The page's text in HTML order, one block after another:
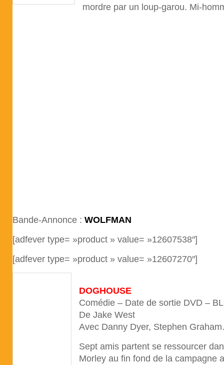
mordre par un loup-garou. Mi-
Bande-Annonce : WOLFMAN
[adfever type= »product » value= »12607538″]
[adfever type= »product » value= »12607270″]
DOGHOUSE
Comédie – Date de sortie DVD –
De Jake West
Avec Danny Dyer, Stephen
Sept amis partent se ressourcer
Morley au fin fond de la campagne